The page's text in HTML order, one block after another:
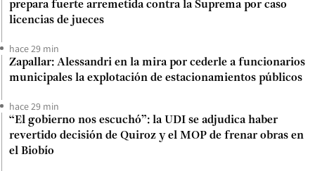
prepara fuerte arremetida contra la Suprema por caso
licencias de jueces
hace 29 min
Zapallar: Alessandri en la mira por cederle a funcionarios
municipales la explotación de estacionamientos públicos
hace 29 min
“El gobierno nos escuchó”: la UDI se adjudica haber
revertido decisión de Quiroz y el MOP de frenar obras en
el Biobío